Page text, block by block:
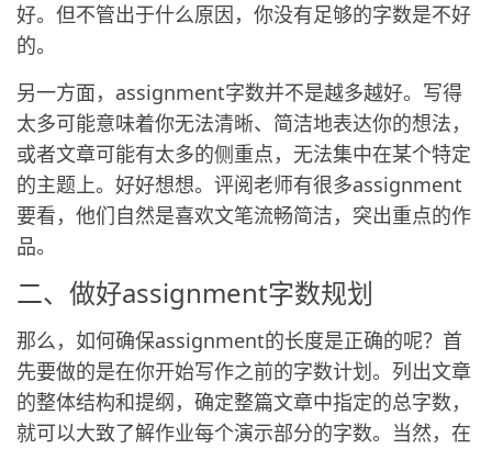
好。但不管出于什么原因，你没有足够的字数是不好
的。
另一方面，assignment字数并不是越多越好。写得
太多可能意味着你无法清晰、简洁地表达你的想法，
或者文章可能有太多的侧重点，无法集中在某个特定
的主题上。好好想想。评阅老师有很多assignment
要看，他们自然是喜欢文笔流畅简洁，突出重点的作
品。
二、做好assignment字数规划
那么，如何确保assignment的长度是正确的呢？首
先要做的是在你开始写作之前的字数计划。列出文章
的整体结构和提纲，确定整篇文章中指定的总字数，
就可以大致了解作业每个演示部分的字数。当然，在